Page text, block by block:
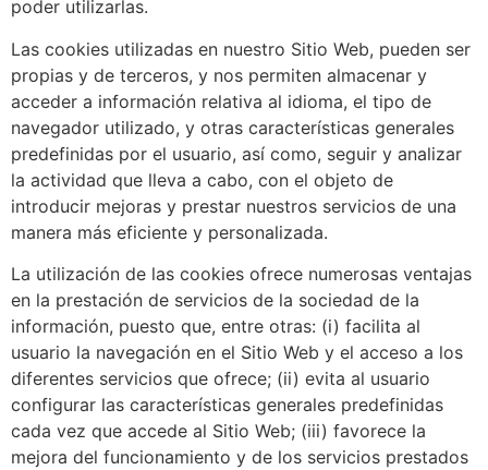
poder utilizarlas.
Las cookies utilizadas en nuestro Sitio Web, pueden ser
propias y de terceros, y nos permiten almacenar y
acceder a información relativa al idioma, el tipo de
navegador utilizado, y otras características generales
predefinidas por el usuario, así como, seguir y analizar
la actividad que lleva a cabo, con el objeto de
introducir mejoras y prestar nuestros servicios de una
manera más eficiente y personalizada.
La utilización de las cookies ofrece numerosas ventajas
en la prestación de servicios de la sociedad de la
información, puesto que, entre otras: (i) facilita al
usuario la navegación en el Sitio Web y el acceso a los
diferentes servicios que ofrece; (ii) evita al usuario
configurar las características generales predefinidas
cada vez que accede al Sitio Web; (iii) favorece la
mejora del funcionamiento y de los servicios prestados